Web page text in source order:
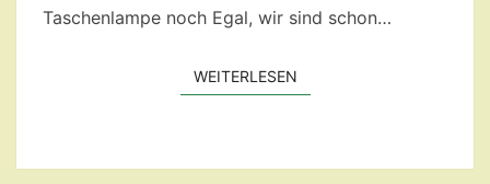
Taschenlampe noch Egal, wir sind schon…
WEITERLESENWEITERLESEN